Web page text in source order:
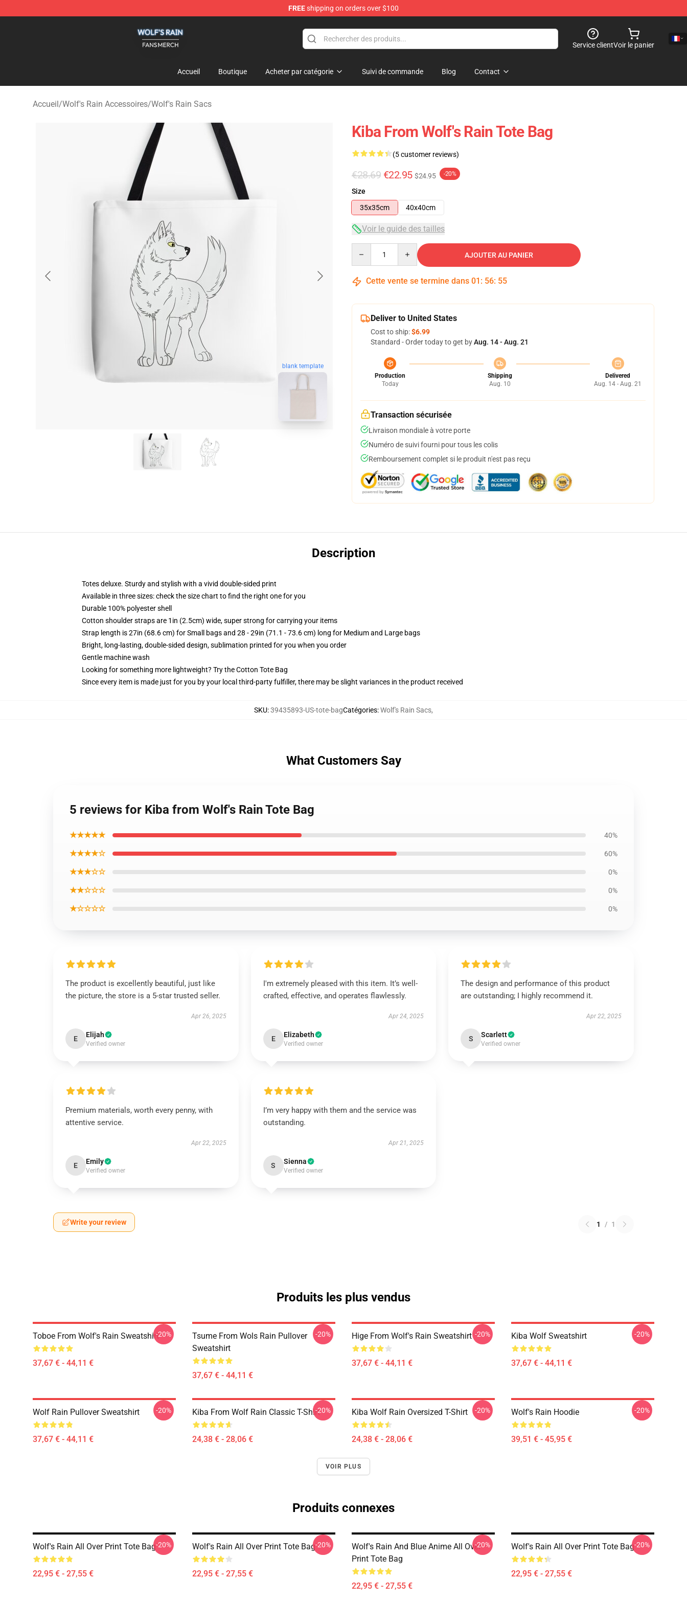
FREEshipping on orders over $100
Service clientVoir le panier
Accueil Boutique Acheter par catégorie Suivi de commande Blog Contact
Accueil/Wolf's Rain Accessoires/Wolf's Rain Sacs
blank template
Kiba From Wolf's Rain Tote Bag
(5 customer reviews)
€28.69 €22.95 $24.95 -20%
Size
35x35cm
40x40cm
Voir le guide des tailles
AJOUTER AU PANIER
Cette vente se termine dans 01 : 56: 54
Deliver to United States
Cost to ship:$6.99
Standard - Order today to get byAug. 14 - Aug. 21
Production
Today
Shipping
Aug. 10
Delivered
Aug. 14 - Aug. 21
Transaction sécurisée
Livraison mondiale à votre porte
Numéro de suivi fourni pour tous les colis
Remboursement complet si le produit n'est pas reçu
Description
Totes deluxe. Sturdy and stylish with a vivid double-sided print
Available in three sizes: check the size chart to find the right one for you
Durable 100% polyester shell
Cotton shoulder straps are 1in (2.5cm) wide, super strong for carrying your items
Strap length is 27in (68.6 cm) for Small bags and 28 - 29in (71.1 - 73.6 cm) long for Medium and Large bags
Bright, long-lasting, double-sided design, sublimation printed for you when you order
Gentle machine wash
Looking for something more lightweight? Try the Cotton Tote Bag
Since every item is made just for you by your local third-party fulfiller, there may be slight variances in the product received
SKU:39435893-US-tote-bagCatégories:Wolf's Rain Sacs,
What Customers Say
5 reviews for Kiba from Wolf's Rain Tote Bag
★★★★★ 40%
★★★★☆ 60%
★★★☆☆ 0%
★★☆☆☆ 0%
★☆☆☆☆ 0%
The product is excellently beautiful, just like
the picture, the store is a 5-star trusted seller.
Apr 26, 2025
E Elijah
Verified owner
I'm extremely pleased with this item. It’s well-
crafted, effective, and operates flawlessly.
Apr 24, 2025
E Elizabeth
Verified owner
The design and performance of this product
are outstanding; I highly recommend it.
Apr 22, 2025
S Scarlett
Verified owner
Premium materials, worth every penny, with
attentive service.
Apr 22, 2025
E Emily
Verified owner
I’m very happy with them and the service was
outstanding.
Apr 21, 2025
S Sienna
Verified owner
Write your review 1 / 1
Produits les plus vendus
Toboe From Wolf's Rain Sweatshirt
37,67 € - 44,11 €
-20%
Tsume From Wols Rain Pullover
Sweatshirt
37,67 € - 44,11 €
-20% Hige From Wolf's Rain Sweatshirt
37,67 € - 44,11 €
-20% Kiba Wolf Sweatshirt
37,67 € - 44,11 €
-20%
Wolf Rain Pullover Sweatshirt
37,67 € - 44,11 €
-20% Kiba From Wolf Rain Classic T-Shirt
24,38 € - 28,06 €
-20% Kiba Wolf Rain Oversized T-Shirt
24,38 € - 28,06 €
-20% Wolf's Rain Hoodie
39,51 € - 45,95 €
-20%
VOIR PLUS
Produits connexes
Wolf's Rain All Over Print Tote Bag
22,95 € - 27,55 €
-20% Wolf's Rain All Over Print Tote Bag
22,95 € - 27,55 €
-20%
Wolf's Rain And Blue Anime All Over
Print Tote Bag
22,95 € - 27,55 €
-20% Wolf's Rain All Over Print Tote Bag
22,95 € - 27,55 €
-20%